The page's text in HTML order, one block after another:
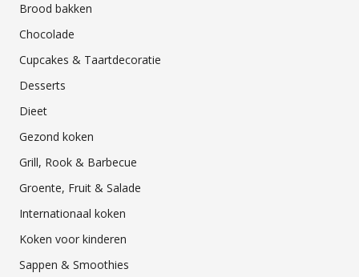
Brood bakken
Chocolade
Cupcakes & Taartdecoratie
Desserts
Dieet
Gezond koken
Grill, Rook & Barbecue
Groente, Fruit & Salade
Internationaal koken
Koken voor kinderen
Sappen & Smoothies